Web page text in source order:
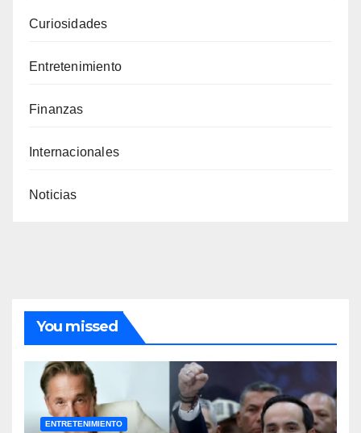
Curiosidades
Entretenimiento
Finanzas
Internacionales
Noticias
You missed
ENTRETENIMIENTO